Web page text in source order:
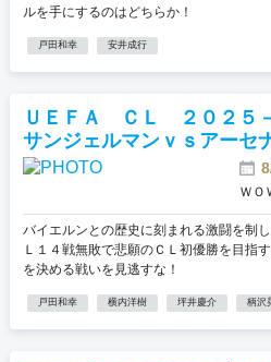
ルを手にするのはどちらか！
戸田和幸 安井成行
ＵＥＦＡ ＣＬ ２０２５
サンジェルマンｖｓアーセ
ＷＯ
バイエルンとの歴史に刻まれる激闘を制
Ｌ１４戦無敗で悲願のＣＬ初優勝を目指
を決める戦いを見逃すな！
戸田和幸 横内洋樹 坪井慶介 柄沢